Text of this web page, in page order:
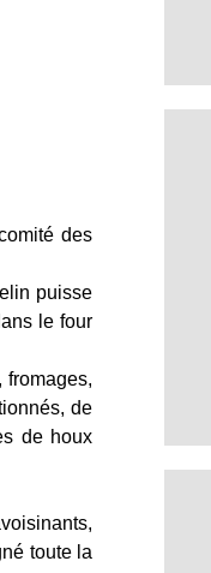
des
puisse
le four
de
de houx
toute la